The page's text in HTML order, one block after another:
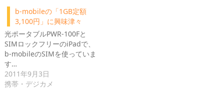
b-mobileの「1GB定額
3,100円」に興味津々
光ポータブルPWR-100Fと
SIMロックフリーのiPadで、
b-mobileのSIMを使っていま
す…
2011年9月3日
携帯・デジカメ